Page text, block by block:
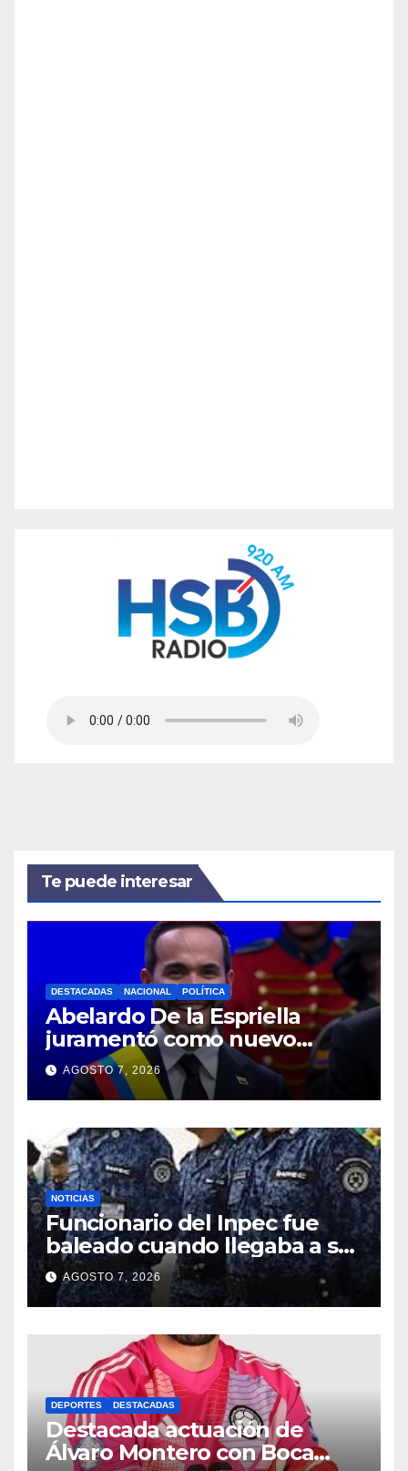
Te puede interesar
DESTACADAS NACIONAL POLÍTICA
Abelardo De la Espriella
juramentó como nuevo
presidente de Colombia
2026- 2030
AGOSTO 7, 2026
NOTICIAS
Funcionario del Inpec fue
baleado cuando llegaba a su
casa en el sur de Bogotá
AGOSTO 7, 2026
DEPORTES DESTACADAS
Destacada actuación de
Álvaro Montero con Boca